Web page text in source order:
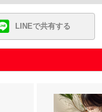
LINEで共有する